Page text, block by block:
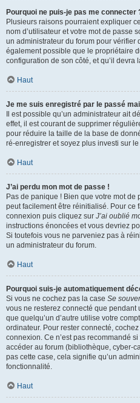
Pourquoi ne puis-je pas me connecter
Plusieurs raisons pourraient expliquer
nom d’utilisateur et votre mot de passe
un administrateur du forum pour vérifier
également possible que le propriétaire
configuration de son côté, et qu’il devra
Haut
Je me suis enregistré par le passé
Il est possible qu’un administrateur ait
effet, il est courant de supprimer
pour réduire la taille de la base de
ré-enregistrer et soyez plus investi sur le
Haut
J’ai perdu mon mot de passe !
Pas de panique ! Bien que votre mot de
peut facilement être réinitialisé. Pour ce
connexion puis cliquez sur J’ai oublié
instructions énoncées et vous devriez
Si toutefois vous ne parveniez pas à
un administrateur du forum.
Haut
Pourquoi suis-je automatiquement
Si vous ne cochez pas la case Se
vous ne resterez connecté que
que quelqu’un d’autre utilise votre
ordinateur. Pour rester connecté,
connexion. Ce n’est pas recommandé
accéder au forum (bibliothèque, cyber-
pas cette case, cela signifie qu’un
fonctionnalité.
Haut